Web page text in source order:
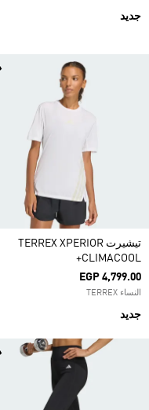
جديد
تيشيرت TERREX XPERIOR
CLIMACOOL+
EGP 4,799.00
النساء TERREX
جديد